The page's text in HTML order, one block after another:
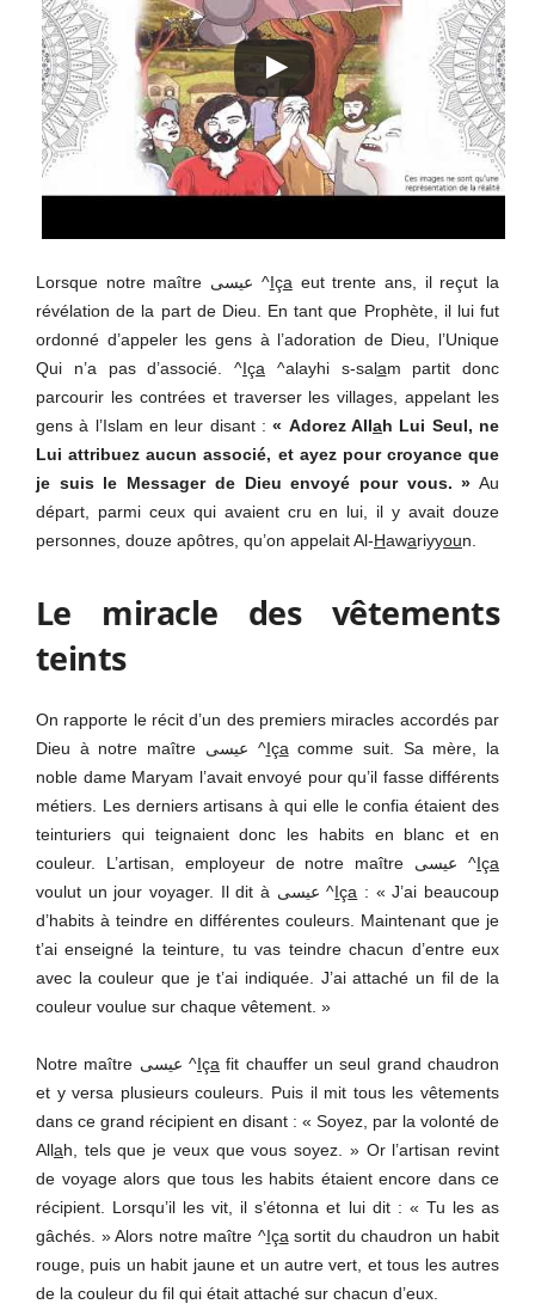
Lorsque notre maître عيسى ^Iça eut trente ans, il reçut la
révélation de la part de Dieu. En tant que Prophète, il lui fut
ordonné d’appeler les gens à l’adoration de Dieu, l’Unique
Qui n’a pas d’associé. ^Iça ^alayhi s-salam partit donc
parcourir les contrées et traverser les villages, appelant les
gens à l’Islam en leur disant :« Adorez Allah Lui Seul, ne
Lui attribuez aucun associé, et ayez pour croyance que
je suis le Messager de Dieu envoyé pour vous. » Au
départ, parmi ceux qui avaient cru en lui, il y avait douze
personnes, douze apôtres, qu’on appelait Al-Hawariyyoun.
Le miracle des vêtements
teints
On rapporte le récit d’un des premiers miracles accordés par
Dieu à notre maître عيسى ^Iça comme suit. Sa mère, la
noble dame Maryam l’avait envoyé pour qu’il fasse différents
métiers. Les derniers artisans à qui elle le confia étaient des
teinturiers qui teignaient donc les habits en blanc et en
couleur. L’artisan, employeur de notre maître عيسى ^Iça
voulut un jour voyager. Il dit à عيسى ^Iça : « J’ai beaucoup
d’habits à teindre en différentes couleurs. Maintenant que je
t’ai enseigné la teinture, tu vas teindre chacun d’entre eux
avec la couleur que je t’ai indiquée. J’ai attaché un fil de la
couleur voulue sur chaque vêtement. »
Notre maître عيسى ^Iça fit chauffer un seul grand chaudron
et y versa plusieurs couleurs. Puis il mit tous les vêtements
dans ce grand récipient en disant : « Soyez, par la volonté de
Allah, tels que je veux que vous soyez. » Or l’artisan revint
de voyage alors que tous les habits étaient encore dans ce
récipient. Lorsqu’il les vit, il s’étonna et lui dit : « Tu les as
gâchés. » Alors notre maître ^Iça sortit du chaudron un habit
rouge, puis un habit jaune et un autre vert, et tous les autres
de la couleur du fil qui était attaché sur chacun d’eux.